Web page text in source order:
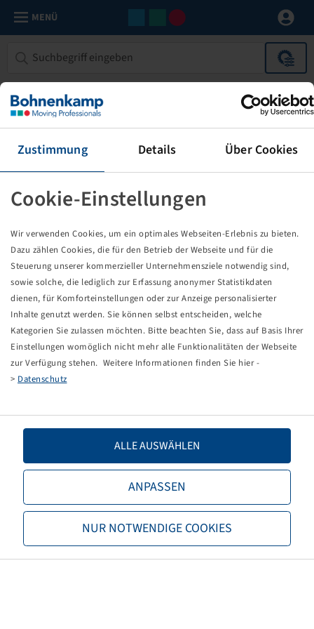
Zustimmung Details Über Cookies
Cookie-Einstellungen
Wir verwenden Cookies, um ein optimales Webseiten-Erlebnis zu bieten.
Dazu zählen Cookies, die für den Betrieb der Webseite und für die
Steuerung unserer kommerzieller Unternehmensziele notwendig sind,
sowie solche, die lediglich zur Erfassung anonymer Statistikdaten
dienen, für Komforteinstellungen oder zur Anzeige personalisierter
Inhalte genutzt werden. Sie können selbst entscheiden, welche
Kategorien Sie zulassen möchten. Bitte beachten Sie, dass auf Basis Ihrer
Einstellungen womöglich nicht mehr alle Funktionalitäten der Webseite
zur Verfügung stehen. Weitere Informationen finden Sie hier -
> Datenschutz
ALLE AUSWÄHLEN
ANPASSEN
NUR NOTWENDIGE COOKIES
MENÜ
Zubehör 0 Produkte
Grenzen Sie Ihre Suchergebnisse mit Hilfe der folgenden Filter
FILTER
Zubehör für EM Felgen Alle Filter zurücksetzen
Keine Ergebnisse
Anzahl
0
Bohnenkamp
Über Bohnenkamp
Stellenangebote
Informationen
Neukunde werden
AGB
Datenschutz